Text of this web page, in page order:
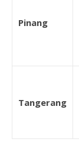
Pinang
Tangerang